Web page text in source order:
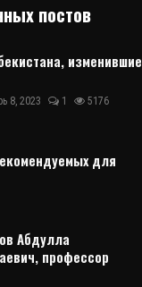
постов
изменившие
8, 2023 1 5176
для
Абдулла
профессор